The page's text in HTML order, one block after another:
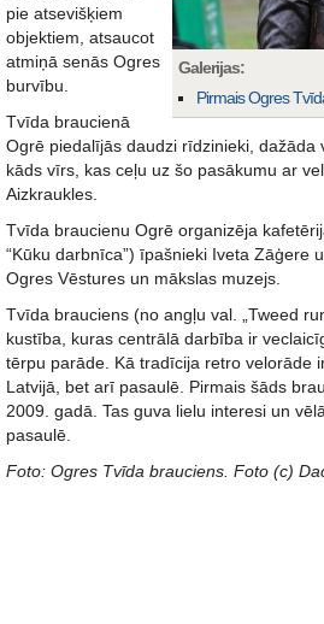
Galerijas:
Pirmais Ogres
pie atsevišķiem
objektiem, atsaucot
atmiņā senās Ogres
burvību.
Tvīda braucienā
Ogrē piedalījās daudzi rīdzinieki, dažāda
kāds vīrs, kas ceļu uz šo pasākumu ar
Aizkraukles.
Tvīda braucienu Ogrē organizēja
“Kūku darbnīca”) īpašnieki Iveta Zāģere
Ogres Vēstures un mākslas muzejs.
Tvīda brauciens (no angļu val. „Tweed
kustība, kuras centrālā darbība ir
tērpu parāde. Kā tradīcija retro velorāde
Latvijā, bet arī pasaulē. Pirmais šāds
2009. gadā. Tas guva lielu interesi un
pasaulē.
Foto: Ogres Tvīda brauciens. Foto (c)